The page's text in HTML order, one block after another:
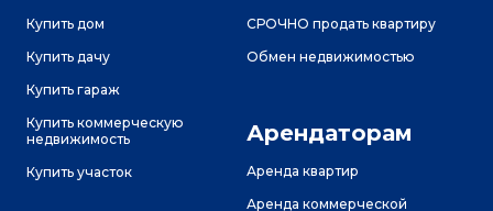
Купить дом
Купить дачу
Купить гараж
Купить коммерческую
недвижимость
Купить участок
СРОЧНО продать квартиру
Обмен недвижимостью
Арендаторам
Аренда квартир
Аренда коммерческой